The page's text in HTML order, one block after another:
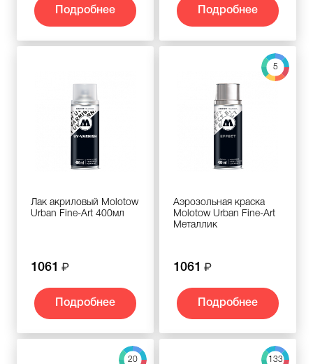
Подробнее Подробнее
Лак акриловый Molotow
Urban Fine-Art 400мл
1061
Подробнее
5
Аэрозольная краска
Molotow Urban Fine-Art
Металлик
1061
Подробнее
20 133